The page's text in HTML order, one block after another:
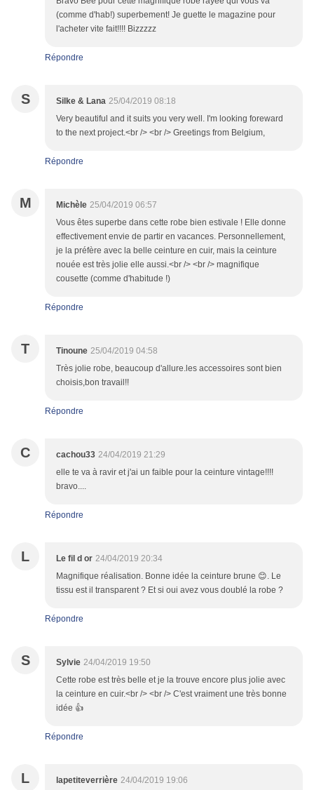
(comme d'hab!) superbement! Je guette le magazine pour
l'acheter vite fait!!!! Bizzzzz
Répondre
S Silke & Lana 25/04/2019 08:18
Very beautiful and it suits you very well. I'm looking foreward
to the next project.<br /> <br /> Greetings from Belgium,
Répondre
M Michèle 25/04/2019 06:57
Vous êtes superbe dans cette robe bien estivale ! Elle donne
effectivement envie de partir en vacances. Personnellement,
je la préfère avec la belle ceinture en cuir, mais la ceinture
nouée est très jolie elle aussi.<br /> <br /> magnifique
cousette (comme d'habitude !)
Répondre
T Tinoune 25/04/2019 04:58
Très jolie robe, beaucoup d'allure.les accessoires sont bien
choisis,bon travail!!
Répondre
C cachou33 24/04/2019 21:29
elle te va à ravir et j'ai un faible pour la ceinture vintage!!!!
bravo....
Répondre
L Le fil d or 24/04/2019 20:34
Magnifique réalisation. Bonne idée la ceinture brune 😊. Le
tissu est il transparent ? Et si oui avez vous doublé la robe ?
Répondre
S Sylvie 24/04/2019 19:50
Cette robe est très belle et je la trouve encore plus jolie avec
la ceinture en cuir.<br /> <br /> C'est vraiment une très bonne
idée 👍
Répondre
L lapetiteverrière 24/04/2019 19:06